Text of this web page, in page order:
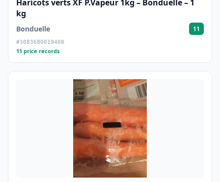
Haricots verts XF P.Vapeur 1kg – Bonduelle – 1
kg
Bonduelle 11
#3083680019408
11 price records